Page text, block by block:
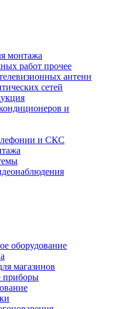
монтажа
работ прочее
антенн
сетей
и
и СКС
оборудование
магазинов
приборы